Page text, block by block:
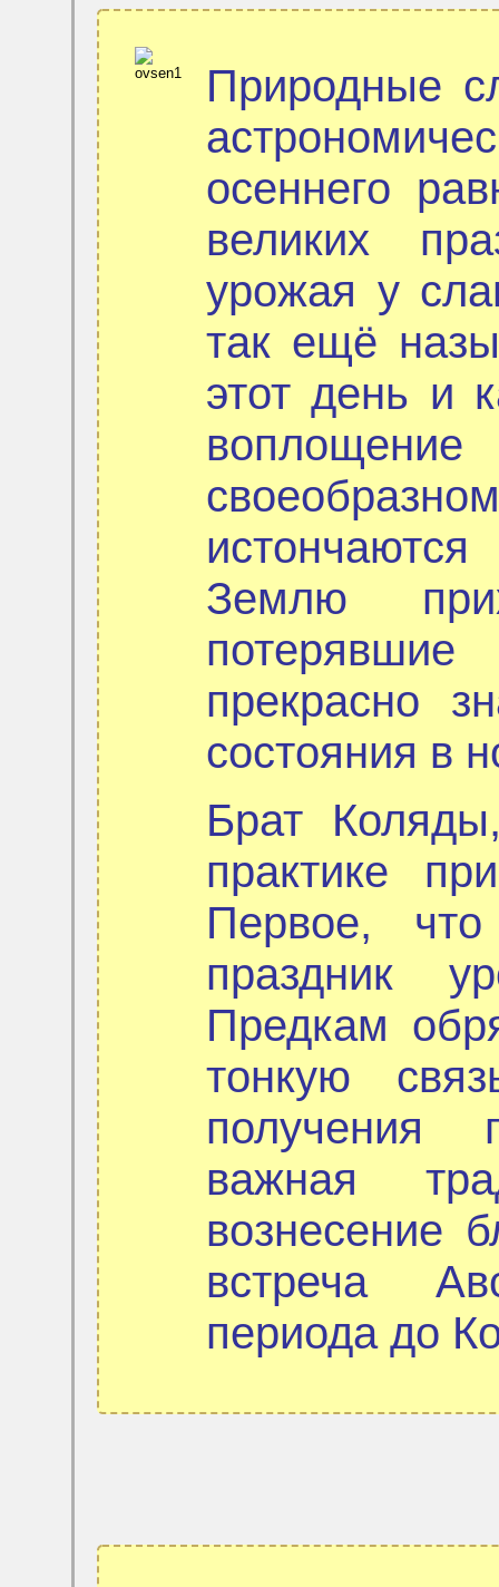
Природные
осеннего
великих
урожая у
так ещё
этот день и
Землю
прекрасно
состояния в
Брат
практике
Первое,
праздник
Предкам
тонкую
получения
важная
вознесение
встреча
периода до